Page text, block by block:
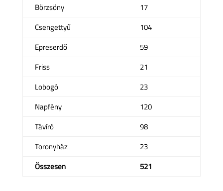
Börzsöny
17
Csengettyű
104
Epreserdő
59
Friss
21
Lobogó
23
Napfény
120
Távíró
98
Toronyház
23
Összesen
521